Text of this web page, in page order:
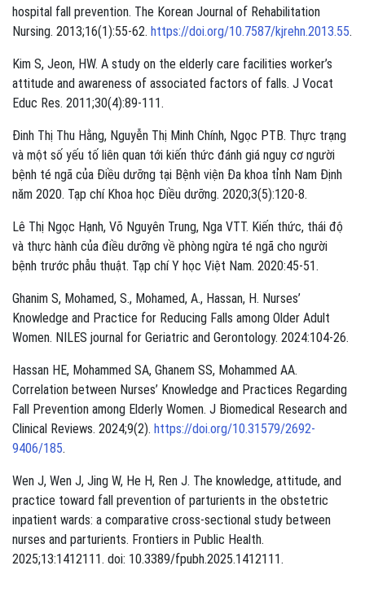
hospital fall prevention. The Korean Journal of Rehabilitation
Nursing. 2013;16(1):55-62. https://doi.org/10.7587/kjrehn.2013.55.
Kim S, Jeon, HW. A study on the elderly care facilities worker’s
attitude and awareness of associated factors of falls. J Vocat
Educ Res. 2011;30(4):89-111.
Đinh Thị Thu Hằng, Nguyễn Thị Minh Chính, Ngọc PTB. Thực trạng
và một số yếu tố liên quan tới kiến thức đánh giá nguy cơ người
bệnh té ngã của Điều dưỡng tại Bệnh viện Đa khoa tỉnh Nam Định
năm 2020. Tạp chí Khoa học Điều dưỡng. 2020;3(5):120-8.
Lê Thị Ngọc Hạnh, Võ Nguyên Trung, Nga VTT. Kiến thức, thái độ
và thực hành của điều dưỡng về phòng ngừa té ngã cho người
bệnh trước phẫu thuật. Tạp chí Y học Việt Nam. 2020:45-51.
Ghanim S, Mohamed, S., Mohamed, A., Hassan, H. Nurses’
Knowledge and Practice for Reducing Falls among Older Adult
Women. NILES journal for Geriatric and Gerontology. 2024:104-26.
Hassan HE, Mohammed SA, Ghanem SS, Mohammed AA.
Correlation between Nurses’ Knowledge and Practices Regarding
Fall Prevention among Elderly Women. J Biomedical Research and
Clinical Reviews. 2024;9(2). https://doi.org/10.31579/2692-
9406/185.
Wen J, Wen J, Jing W, He H, Ren J. The knowledge, attitude, and
practice toward fall prevention of parturients in the obstetric
inpatient wards: a comparative cross-sectional study between
nurses and parturients. Frontiers in Public Health.
2025;13:1412111. doi: 10.3389/fpubh.2025.1412111.